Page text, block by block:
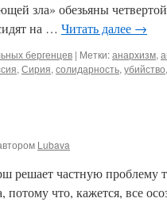
зла» обезьяны
на … Читать далее →
бергенцев | Метки:анархизм,
, Сирия, солидарность, убийство,
Lubava
решает частную проблему
потому что, кажется, все